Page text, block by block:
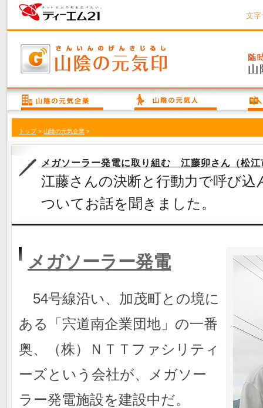
文字
トップ> 山陰の元気企業 >
メガソーラー発電に取り組む 江藤卯さん（松
江藤さんの決断と行動力で呼び
ついてお話を聞きました。
メガソーラー発電
54号線沿い、加茂町との境に
ある「宍道南企業団地」の一番
奥、（株）ＮＴＴファシリティ
ーズという会社が、メガソー
ラー発電施設を建設中だ。